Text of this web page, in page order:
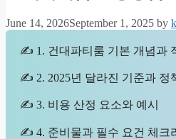
June 14, 2026September 1, 2025 by
✍ 1. 건대파티룸 기본 개념과
✍ 2. 2025년 달라진 기준과 정
✍ 3. 비용 산정 요소와 예시
✍ 4. 준비물과 필수 요건 체크